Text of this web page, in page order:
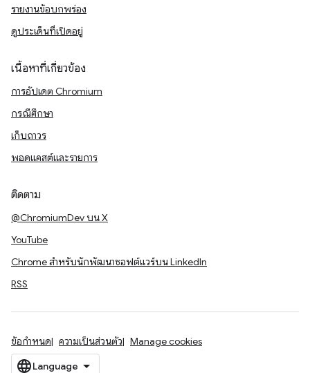
รายงานข้อบกพร่อง
ดูประเด็นที่เปิดอยู่
เนื้อหาที่เกี่ยวข้อง
การอัปเดต Chromium
กรณีศึกษา
เก็บถาวร
พอดแคสต์และรายการ
ติดตาม
@ChromiumDev บน X
YouTube
Chrome สำหรับนักพัฒนาซอฟต์แวร์บน LinkedIn
RSS
ข้อกำหนด ความเป็นส่วนตัว Manage cookies